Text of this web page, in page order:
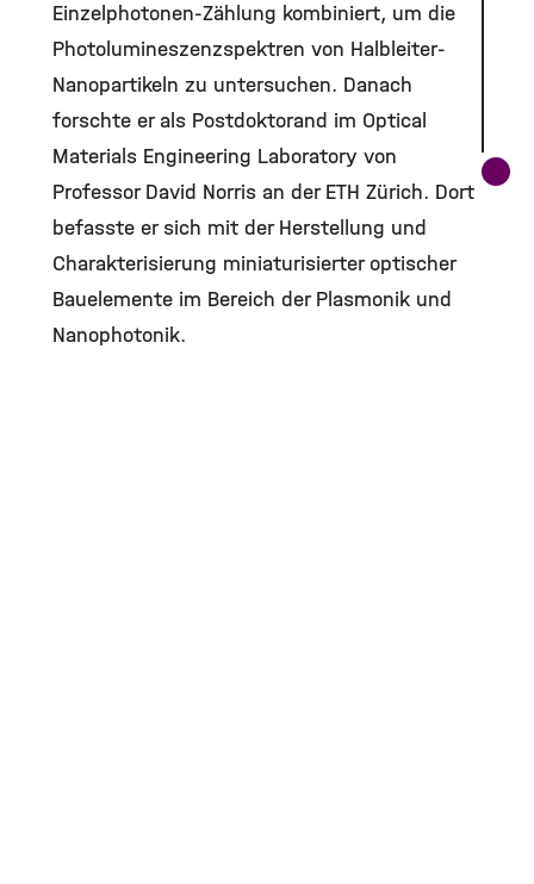
Einzelphotonen-Zählung kombiniert, um die
Photolumineszenzspektren von Halbleiter-
Nanopartikeln zu untersuchen. Danach
forschte er als Postdoktorand im Optical
Materials Engineering Laboratory von
Professor David Norris an der ETH Zürich. Dort
befasste er sich mit der Herstellung und
Charakterisierung miniaturisierter optischer
Bauelemente im Bereich der Plasmonik und
Nanophotonik.